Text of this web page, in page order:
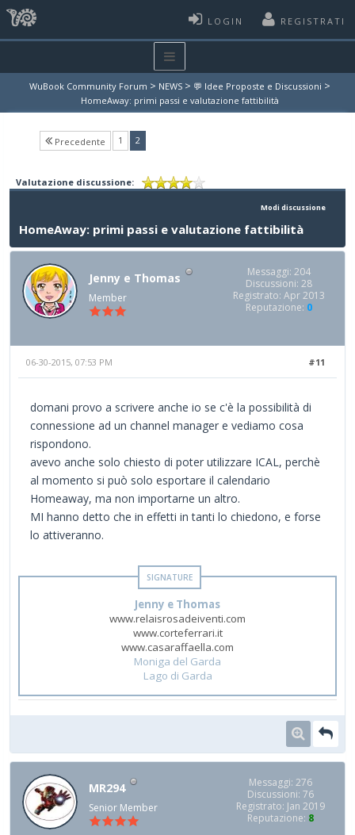
LOGIN REGISTRATI
WuBook Community Forum > NEWS > 💬 Idee Proposte e Discussioni >
HomeAway: primi passi e valutazione fattibilità
Precedente 1 2(current)
Valutazione discussione:
Modi discussione
HomeAway: primi passi e valutazione fattibilità
Jenny e Thomas
Member
Messaggi: 204
Discussioni: 28
Registrato: Apr 2013
Reputazione: 0
#11
06-30-2015, 07:53 PM
domani provo a scrivere anche io se c'è la possibilità di
connessione ad un channel manager e vediamo cosa
rispondono.
avevo anche solo chiesto di poter utilizzare ICAL, perchè
al momento si può solo esportare il calendario
Homeaway, ma non importarne un altro.
MI hanno detto che in effetti in tanti lo chiedono, e forse
lo attiveranno.
Jenny e Thomas
www.relaisrosadeiventi.com
www.corteferrari.it
www.casaraffaella.com
Moniga del Garda
Lago di Garda
MR294
Senior Member
Messaggi: 276
Discussioni: 76
Registrato: Jan 2019
Reputazione: 8